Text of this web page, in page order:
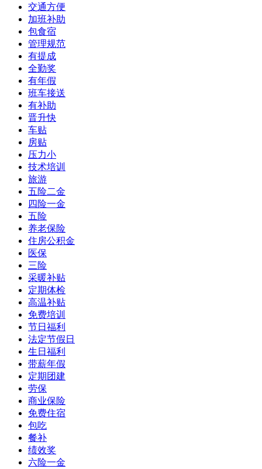
交通方便
加班补助
包食宿
管理规范
有提成
全勤奖
有年假
班车接送
有补助
晋升快
车贴
房贴
压力小
技术培训
旅游
五险二金
四险一金
五险
养老保险
住房公积金
医保
三险
采暖补贴
定期体检
高温补贴
免费培训
节日福利
法定节假日
生日福利
带薪年假
定期团建
劳保
商业保险
免费住宿
包吃
餐补
绩效奖
六险一金